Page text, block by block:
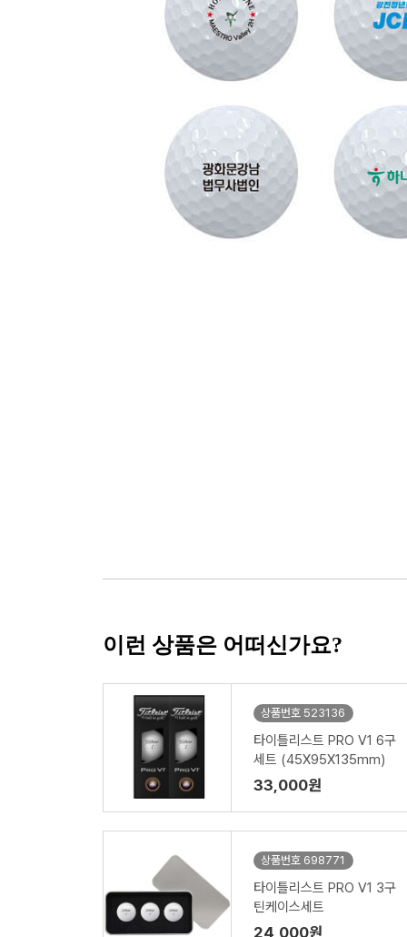
이런 상품은 어떠신가요?
상품번호 523136
타이틀리스트 PRO V1 6구
세트 (45X95X135mm)
33,000원
상품번호 698771
타이틀리스트 PRO V1 3구
틴케이스세트
24,000원